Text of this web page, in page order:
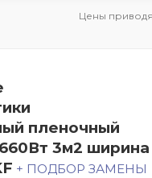
Цены
пленочный
3м2 ширина
+ ПОДБОР ЗАМЕНЫ